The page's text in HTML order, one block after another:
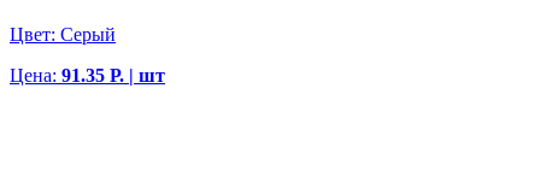
Цвет: Серый
Цена: 91.35 Р. | шт